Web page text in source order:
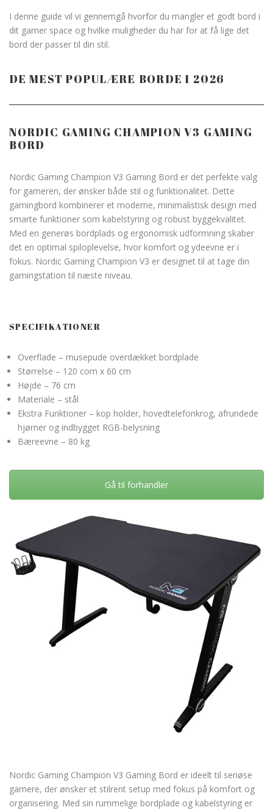
I denne guide vil vi gennemgå hvorfor du mangler et godt bord i
dit gamer space og hvilke muligheder du har for at få lige det
bord der passer til din stil.
DE MEST POPULÆRE BORDE I 2026
NORDIC GAMING CHAMPION V3 GAMING
BORD
Nordic Gaming Champion V3 Gaming Bord er det perfekte valg
for gameren, der ønsker både stil og funktionalitet. Dette
gamingbord kombinerer et moderne, minimalistisk design med
smarte funktioner som kabelstyring og robust byggekvalitet.
Med en generøs bordplads og ergonomisk udformning skaber
det en optimal spiloplevelse, hvor komfort og ydeevne er i
fokus. Nordic Gaming Champion V3 er designet til at tage din
gamingstation til næste niveau.
SPECIFIKATIONER
Overflade – musepude overdækket bordplade
Størrelse – 120 com x 60 cm
Højde – 76 cm
Materiale – stål
Ekstra Funktioner – kop holder, hovedtelefonkrog, afrundede
hjørner og indbygget RGB-belysning
Bæreevne – 80 kg
Gå til forhandler
Nordic Gaming Champion V3 Gaming Bord er ideelt til seriøse
gamere, der ønsker et stilrent setup med fokus på komfort og
organisering. Med sin rummelige bordplade og kabelstyring er